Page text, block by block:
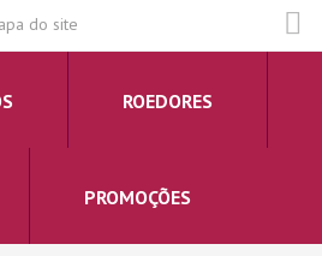
do site
ROEDORES
PROMOÇÕES